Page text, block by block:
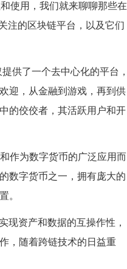
使用，我们就来聊聊那些在
注的区块链平台，以及它们
供了一个去中心化的平台，
迎，从金融到游戏，再到供
的佼佼者，其活跃用户和开
作为数字货币的广泛应用而
数字货币之一，拥有庞大的
。
现资产和数据的互操作性，
，随着跨链技术的日益重